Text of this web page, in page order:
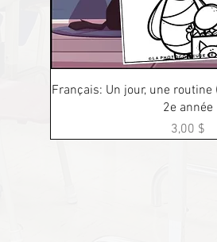
Aperçu
Français: Un jour, une routine
2e année
Prix
3,00 $